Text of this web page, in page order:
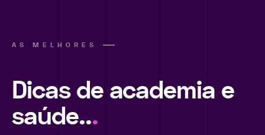
AS MELHORES
Dicas de academia e
saúde...